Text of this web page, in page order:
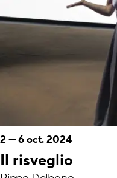
Il risveglio
2 —6 oct. 2024